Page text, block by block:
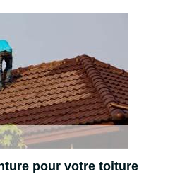
pour votre toiture